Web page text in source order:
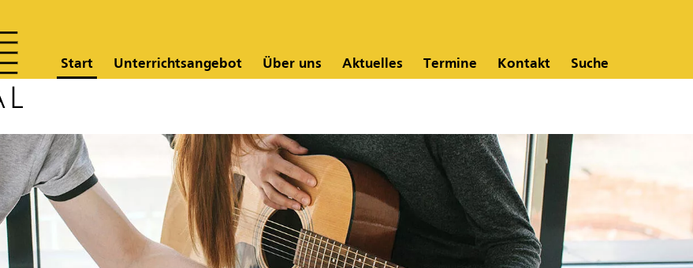
Start Unterrichtsangebot Über uns Aktuelles Termine Kontakt Suche